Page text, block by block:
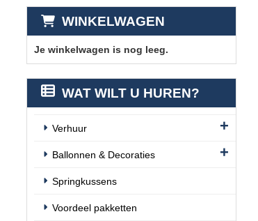
WINKELWAGEN
Je winkelwagen is nog leeg.
WAT WILT U HUREN?
Verhuur
Ballonnen & Decoraties
Springkussens
Voordeel pakketten